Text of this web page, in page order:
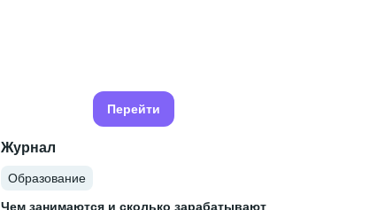
Перейти
Журнал
Образование
Чем занимаются и сколько зарабатывают